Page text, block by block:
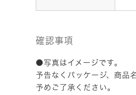
確認事項
●写真はイメージです。
予告なくパッケージ、商品
予めご了承ください。